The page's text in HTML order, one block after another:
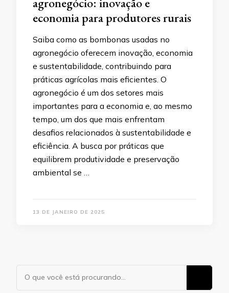
economia para produtores rurais
Saiba como as bombonas usadas no
agronegócio oferecem inovação, economia
e sustentabilidade, contribuindo para
práticas agrícolas mais eficientes. O
agronegócio é um dos setores mais
importantes para a economia e, ao mesmo
tempo, um dos que mais enfrentam
desafios relacionados à sustentabilidade e
eficiência. A busca por práticas que
equilibrem produtividade e preservação
ambiental se …
13 DE JANEIRO DE 2025
Procurando
algo?